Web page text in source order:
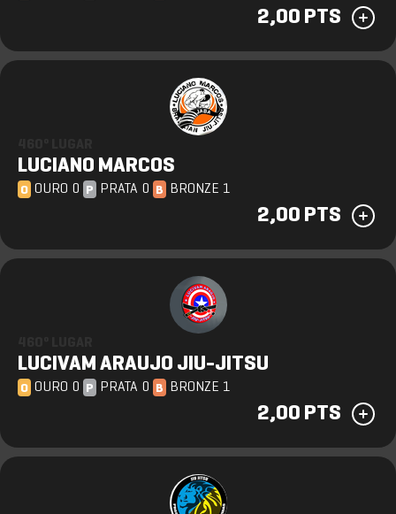
2,00 PTS
LUCIANO MARCOS
O OURO 0 P PRATA 0 B BRONZE 1
2,00 PTS
LUCIVAM ARAUJO JIU-JITSU
O OURO 0 P PRATA 0 B BRONZE 1
2,00 PTS